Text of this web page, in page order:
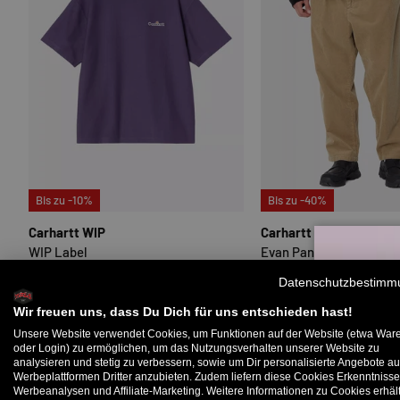
Bis zu -10%
Carhartt WIP
WIP Label
OPTIONEN AUSWÄHLEN
Bis zu -40%
Carhartt WIP
Evan Pant
Wir freuen uns, dass Du Dich für uns entschieden hast!
Unsere Website verwendet Cookies, um Funktionen auf der Website (etwa
oder Login) zu ermöglichen, um das Nutzungsverhalten unserer Website zu
analysieren und stetig zu verbessern, sowie um Dir personalisierte Angebote
Werbeplattformen Dritter anzubieten. Zudem liefern diese Cookies
Werbeanalysen und Affiliate-Marketing. Weitere Informationen zu Cookies